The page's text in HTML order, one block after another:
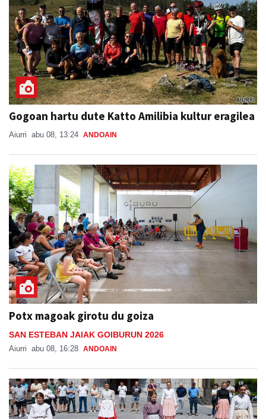
Gogoan hartu dute Katto Amilibia kultur eragilea
Aiurri abu 08, 13:24 ANDOAIN
Potx magoak girotu du goiza
SAN ESTEBAN JAIAK GOIBURUN 2026
Aiurri abu 08, 16:28 ANDOAIN